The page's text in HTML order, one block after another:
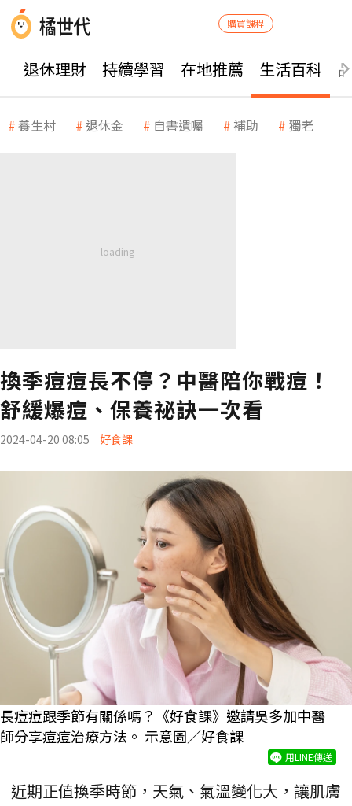
購買課程
退休理財 持續學習 在地推薦 生活百科
養生村 退休金 自書遺囑 補助 獨老
換季痘痘長不停？中醫陪你戰痘！
舒緩爆痘、保養祕訣一次看
2024-04-20 08:05 好食課
長痘痘跟季節有關係嗎？《好食課》邀請吳多加中醫
師分享痘痘治療方法。 示意圖／好食課
用LINE傳送
近期正值換季時節，天氣、氣溫變化大，讓肌膚